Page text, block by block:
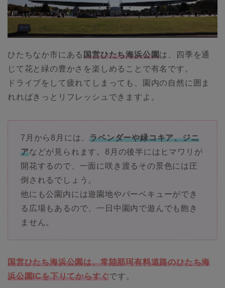
ひたちなか市にある国営ひたち海浜公園は、四季を通
じて花と緑の豊かさを楽しめることで有名です。
ドライブをして疲れてしまっても、園内の自然に囲ま
れればきっとリフレッシュできますよ。
7月から8月には、ラベンダーや緑コキア、ジニ
アなどが見られます。8月の後半にはヒマワリが
開花するので、一面に咲き渡るその景色には圧
倒されるでしょう。
他にも公園内には遊園地やバーベキューができ
る広場もあるので、一日中園内で遊んでも飽き
ません。
国営ひたち海浜公園は、常陸那珂有料道路のひたち海
浜公園ICを下りてからすぐです。